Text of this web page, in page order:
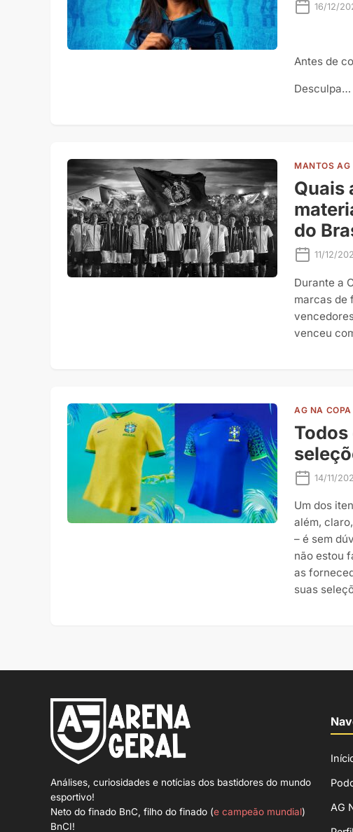
16/12/
Antes de
Desculpa…
MANTOS AG
Quais
do
11/12/
Durante a
marcas de
venceu
AG NA
14/11/
Um dos
além,
– é sem
não estou
as
suas
Análises, curiosidades e notícias dos bastidores do mundo
esportivo!
Neto do finado BnC, filho do finado (e campeão mundial)
BnCI!
AG